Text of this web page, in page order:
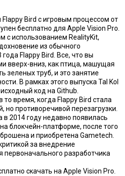
Flappy Bird с игровым процессом от
бесплатно для Apple Vision Pro.
с использованием RealityKit,
из обычного
Flappy Bird. Все, что вы
вверх-вниз, как птица, машущая
зеленых труб, и это занятие
В рамках этого выпуска Tal Kol
код на Github.
то время, когда Flappy Bird стала
противоречивой перезагрузки.
в 2014 году недавно появилась
блокчейн-платформе, после того
и приобретена Gametech.
за внедрение
первоначального разработчика
скачать на Apple Vision Pro.